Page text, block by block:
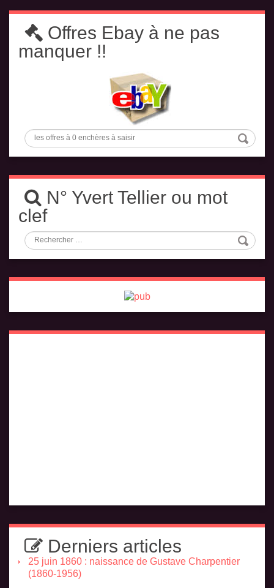
Offres Ebay à ne pas
manquer !!
N° Yvert Tellier ou mot
clef
Derniers articles
25 juin 1860 : naissance de Gustave Charpentier
(1860-1956)